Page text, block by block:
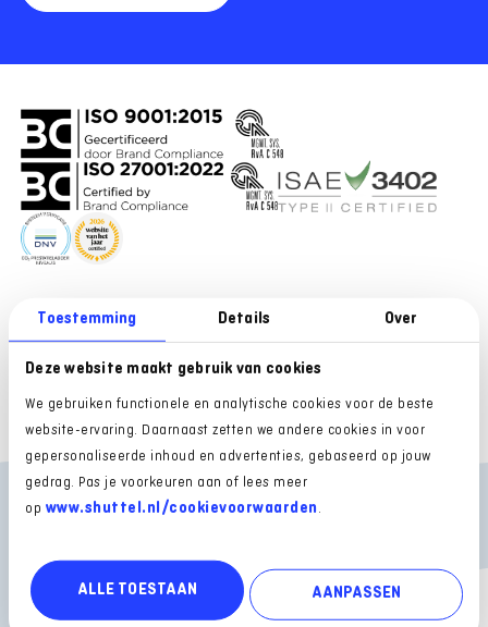
Toestemming Details Over
Deze website maakt gebruik van cookies
We gebruiken functionele en analytische cookies voor de beste
website-ervaring. Daarnaast zetten we andere cookies in voor
gepersonaliseerde inhoud en advertenties, gebaseerd op jouw
gedrag. Pas je voorkeuren aan of lees meer
op www.shuttel.nl/cookievoorwaarden
ALLE TOESTAAN AANPASSEN
VOOR GEBRUIKERS
Inloggen Mijn Shuttel
Support website
Inloggen Rijksoverheid
Support Rijksoverheid
Over ons
Vacatures
Mobiliteitspartner TeamNL
Partners van Shuttel
Contact
Algemene voorwaardenPrivacy statementDisclaimerCookies
CookievoorkeurenEU Data Act Issuer statement Enfuce